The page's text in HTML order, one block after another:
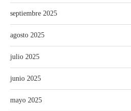
septiembre 2025
agosto 2025
julio 2025
junio 2025
mayo 2025